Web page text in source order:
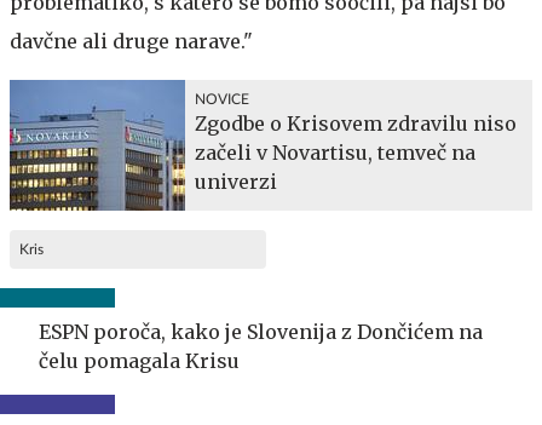
davčne ali druge narave."
NOVICE
Zgodbe o Krisovem zdravilu niso
začeli v Novartisu, temveč na
univerzi
Kris
ESPN poroča, kako je Slovenija z Dončićem na
čelu pomagala Krisu